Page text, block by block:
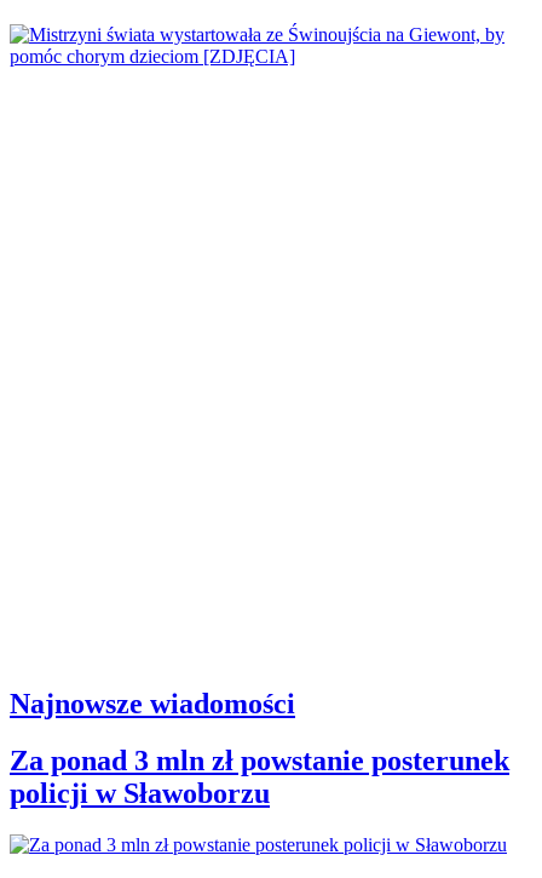
Najnowsze wiadomości
Za ponad 3 mln zł powstanie posterunek
policji w Sławoborzu